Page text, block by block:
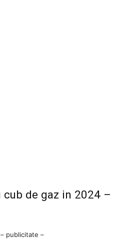
de gaz in 2024 –
– publicitate –